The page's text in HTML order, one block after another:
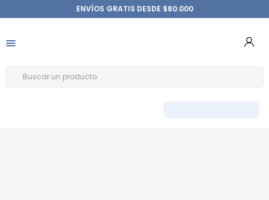
ENVÍOS GRATIS DESDE $80.000